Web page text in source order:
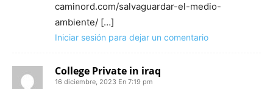
caminord.com/salvaguardar-el-medio-
ambiente/ […]
Iniciar sesión para dejar un comentario
College Private in iraq
16 diciembre, 2023 En 7:19 pm